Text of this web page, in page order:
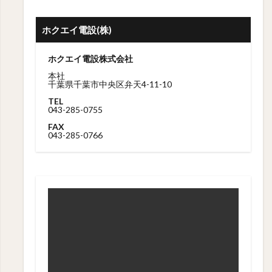
ホクエイ電設(株)
ホクエイ電設株式会社
本社
千葉県千葉市中央区弁天4-11-10
TEL
043-285-0755
FAX
043-285-0766